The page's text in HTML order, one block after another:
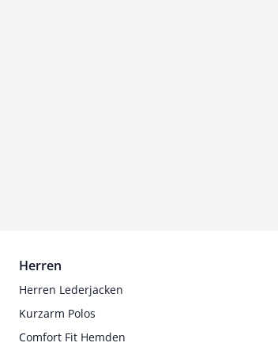
Herren
Herren Lederjacken
Kurzarm Polos
Comfort Fit Hemden